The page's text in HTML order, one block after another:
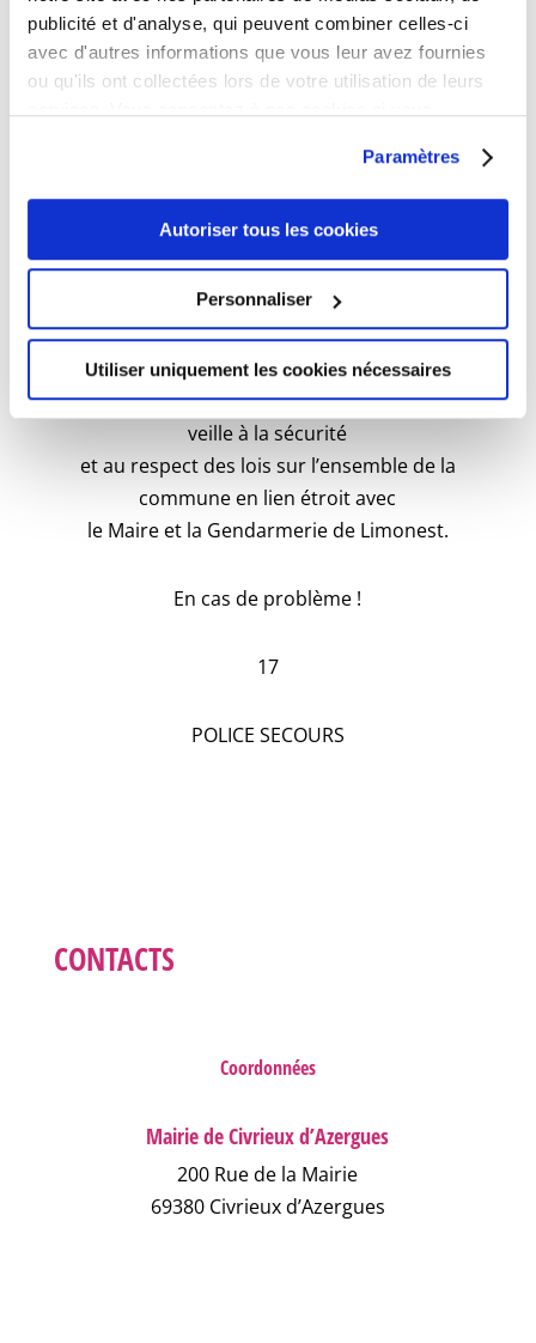
publicité et d'analyse, qui peuvent combiner celles-ci
avec d'autres informations que vous leur avez fournies
ou qu'ils ont collectées lors de votre utilisation de leurs
Paramètres
Autoriser tous les cookies
Personnaliser
Utiliser uniquement les cookies nécessaires
Implication de la Participation Citoyenne, avec
La police municipale de Civrieux d’Azergues
veille à la sécurité
et au respect des lois sur l’ensemble de la
commune en lien étroit avec
le Maire et la Gendarmerie de Limonest.
En cas de problème !
17
POLICE SECOURS
CONTACTS
Coordonnées
Mairie de Civrieux d’Azergues
200 Rue de la Mairie
69380 Civrieux d’Azergues